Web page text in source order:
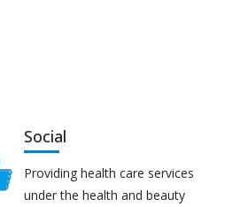
Social
Providing health care services
under the health and beauty